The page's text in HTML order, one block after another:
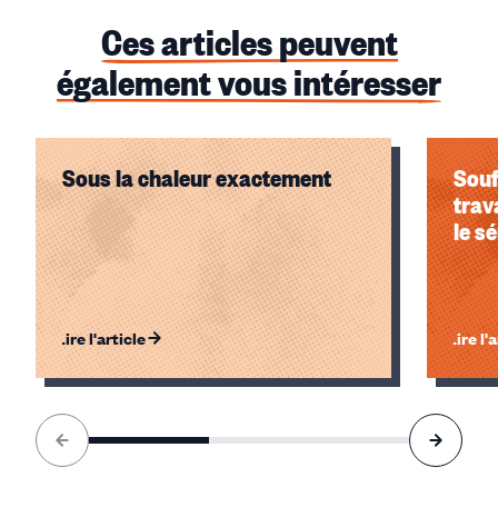
Ces articles peuvent
également vous intéresser
Sous la chaleur exactement
Lire l'article
le
Lire